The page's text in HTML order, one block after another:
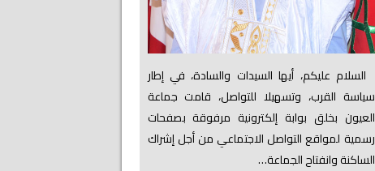
السلام عليكم، أيها السيدات والسادة، في إطار
سياسة القرب، وتسهيلا للتواصل، قامت جماعة
العيون بخلق بوابة إلكترونية مرفوقة بصفحات
رسمية لمواقع التواصل الاجتماعي من أجل إشراك
الساكنة وانفتاح الجماعة…